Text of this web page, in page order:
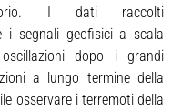
I dati raccolti
i segnali geofisici a scala
dopo i grandi
a lungo termine della
osservare i terremoti della